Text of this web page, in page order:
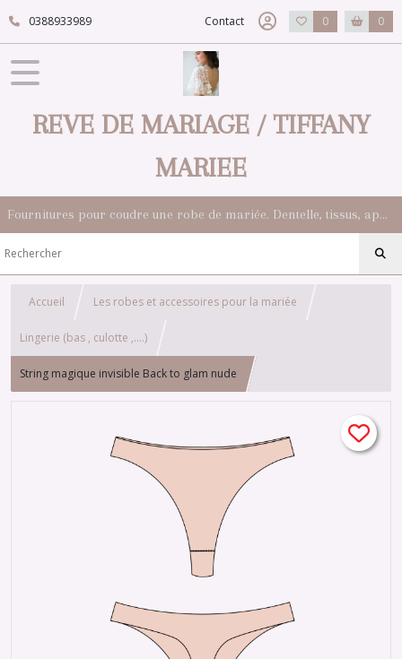
0388933989 Contact 0 0
REVE DE MARIAGE / TIFFANY
MARIEE
Fournitures pour coudre une robe de mariée. Dentelle, tissus, appliqués, galons, boutons. Robes et accessoires pour la mariée.
Accueil Les robes et accessoires pour la mariée
Lingerie (bas , culotte ,....)
String magique invisible Back to glam nude